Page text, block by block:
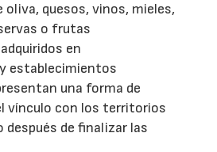
oliva, quesos, vinos, mieles,
o frutas
en
establecimientos
una forma de
vínculo con los territorios
de finalizar las